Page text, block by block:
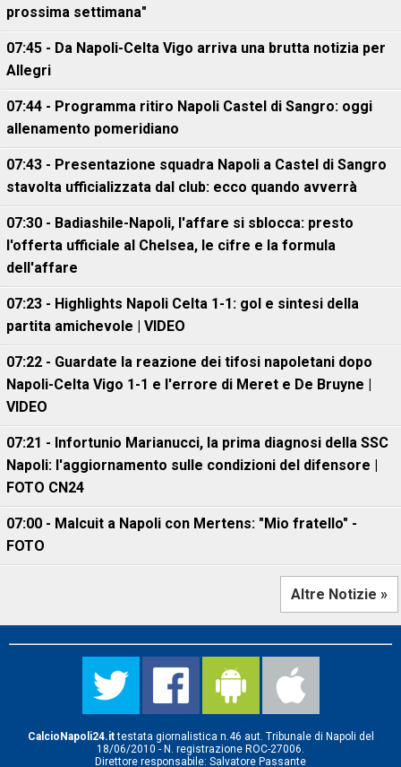
prossima settimana"
07:45 - Da Napoli-Celta Vigo arriva una brutta notizia per
Allegri
07:44 - Programma ritiro Napoli Castel di Sangro: oggi
allenamento pomeridiano
07:43 - Presentazione squadra Napoli a Castel di Sangro
stavolta ufficializzata dal club: ecco quando avverrà
07:30 - Badiashile-Napoli, l'affare si sblocca: presto
l'offerta ufficiale al Chelsea, le cifre e la formula
dell'affare
07:23 - Highlights Napoli Celta 1-1: gol e sintesi della
partita amichevole | VIDEO
07:22 - Guardate la reazione dei tifosi napoletani dopo
Napoli-Celta Vigo 1-1 e l'errore di Meret e De Bruyne |
VIDEO
07:21 - Infortunio Marianucci, la prima diagnosi della SSC
Napoli: l'aggiornamento sulle condizioni del difensore |
FOTO CN24
07:00 - Malcuit a Napoli con Mertens: "Mio fratello" -
FOTO
Altre Notizie »
CalcioNapoli24.ittestata giornalistica n.46 aut. Tribunale di Napoli del
18/06/2010 - N. registrazione ROC-27006.
Direttore responsabile: Salvatore Passante